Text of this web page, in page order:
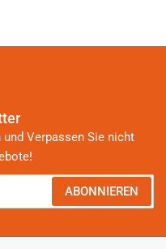
Verpassen Sie nicht
ABONNIEREN